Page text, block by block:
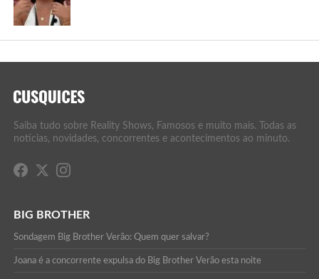
Saiba tudo sobre Reality Shows, Famosos e muito mais. Todas as
notícias, novidades, concorrentes e acontecimentos ao minuto.
BIG BROTHER
Sondagem Big Brother Verão: Quem quer salvar?
Joana é a concorrente expulsa do Big Brother Verão esta noite